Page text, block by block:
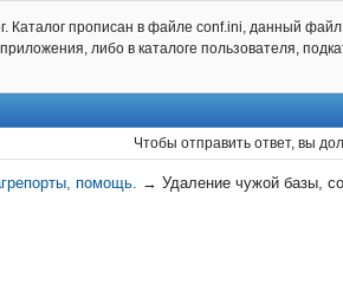
Каталог прописан в файле conf.ini, данный
либо в каталоге пользователя,
Чтобы отправить ответ, вы
помощь. →Удаление чужой базы,